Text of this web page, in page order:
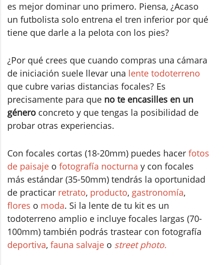
es mejor dominar uno primero. Piensa, ¿Acaso
un futbolista solo entrena el tren inferior por qué
tiene que darle a la pelota con los pies?
¿Por qué crees que cuando compras una cámara
de iniciación suele llevar una lente todoterreno
que cubre varias distancias focales? Es
precisamente para que no te encasilles en un
género concreto y que tengas la posibilidad de
probar otras experiencias.
Con focales cortas (18-20mm) puedes hacer fotos
de paisaje o fotografía nocturna y con focales
más estándar (35-50mm) tendrás la oportunidad
de practicar retrato, producto, gastronomía,
flores o moda. Si la lente de tu kit es un
todoterreno amplio e incluye focales largas (70-
100mm) también podrás trastear con fotografía
deportiva, fauna salvaje o street photo.